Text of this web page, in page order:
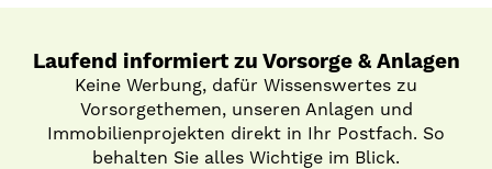
Laufend informiert zu Vorsorge & Anlagen
Keine Werbung, dafür Wissenswertes zu
Vorsorgethemen, unseren Anlagen und
Immobilienprojekten direkt in Ihr Postfach. So
behalten Sie alles Wichtige im Blick.